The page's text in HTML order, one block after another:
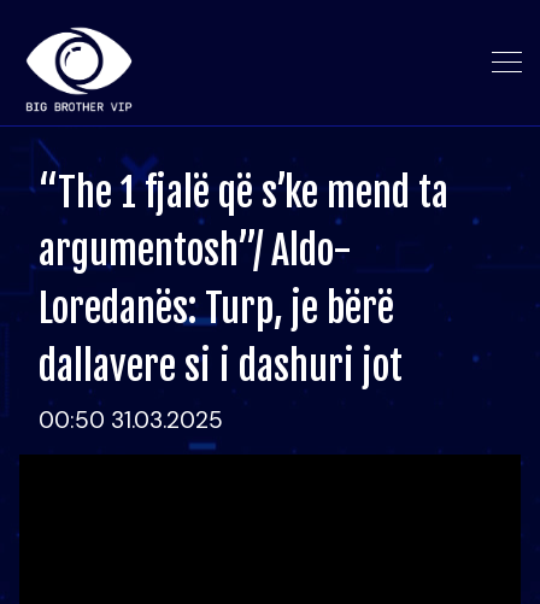
“The 1 fjalë që s’ke mend ta
argumentosh”/ Aldo-
Loredanës: Turp, je bërë
dallavere si i dashuri jot
00:50 31.03.2025